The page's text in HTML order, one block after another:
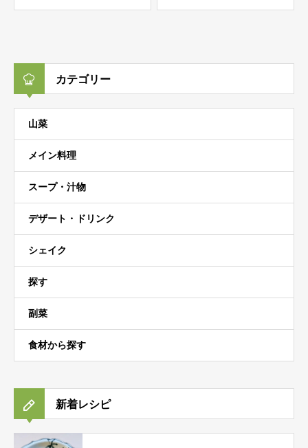
カテゴリー
山菜
メイン料理
スープ・汁物
デザート・ドリンク
シェイク
探す
副菜
食材から探す
新着レシピ